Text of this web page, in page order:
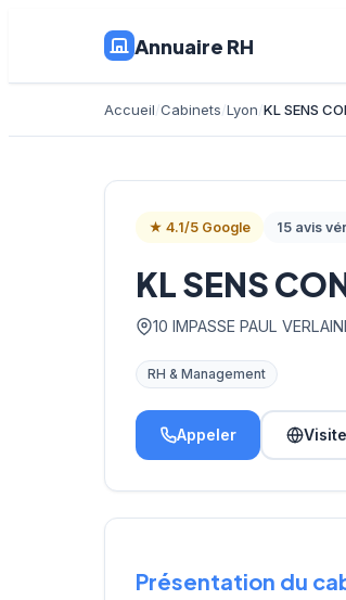
Annuaire RH
Accueil Cabinets Lyon KL SENS
★ 4.1/5 Google 15 avis
KL SENS
10 IMPASSE PAUL
RH & Management
Appeler
Présentation du